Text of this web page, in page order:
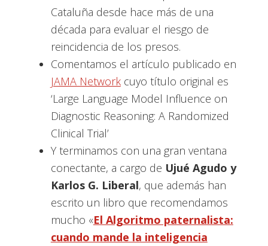
Cataluña desde hace más de una
década para evaluar el riesgo de
reincidencia de los presos.
Comentamos el artículo publicado en
JAMA Networkcuyo título original es
‘Large Language Model Influence on
Diagnostic Reasoning: A Randomized
Clinical Trial’
Y terminamos con una gran ventana
conectante, a cargo de Ujué Agudo y
Karlos G. Liberal, que además han
escrito un libro que recomendamos
mucho «El Algoritmo paternalista:
cuando mande la inteligencia